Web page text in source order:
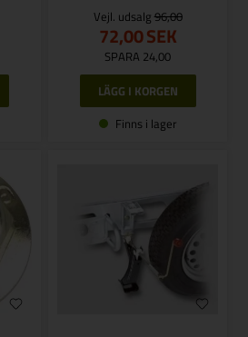
Vejl. udsalg 96,00
72,00SEK
SPARA 24,00
Finns i lager